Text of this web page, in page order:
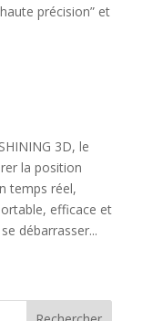
précision” et
3D, le
la position
temps réel,
efficace et
débarrasser...